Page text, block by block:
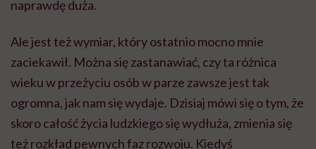
naprawdę duża.
Ale jest też wymiar, który ostatnio mocno mnie
zaciekawił. Można się zastanawiać, czy ta różnica
wieku w przeżyciu osób w parze zawsze jest tak
ogromna, jak nam się wydaje. Dzisiaj mówi się o tym, że
skoro całość życia ludzkiego się wydłuża, zmienia się
też rozkład pewnych faz rozwoju. Kiedyś